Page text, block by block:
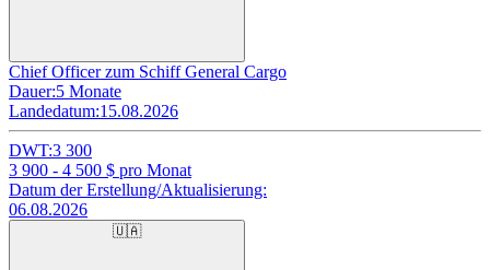
Chief Officer zum Schiff General Cargo
Dauer:5 Monate
Landedatum:15.08.2026
DWT:3 300
3 900 - 4 500 $ pro Monat
Datum der Erstellung/Aktualisierung:
06.08.2026
🇺🇦